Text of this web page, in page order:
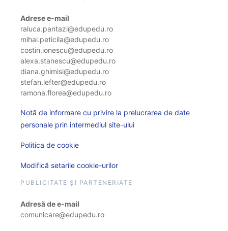
Adrese e-mail
raluca.pantazi@edupedu.ro
mihai.peticila@edupedu.ro
costin.ionescu@edupedu.ro
alexa.stanescu@edupedu.ro
diana.ghimisi@edupedu.ro
stefan.lefter@edupedu.ro
ramona.florea@edupedu.ro
Notă de informare cu privire la prelucrarea de date
personale prin intermediul site-ului
Politica de cookie
Modifică setarile cookie-urilor
PUBLICITATE ȘI PARTENERIATE
Adresă de e-mail
comunicare@edupedu.ro